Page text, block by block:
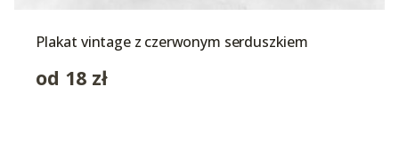
Plakat vintage z czerwonym serduszkiem
od 18 zł